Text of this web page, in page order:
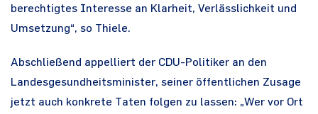
berechtigtes Interesse an Klarheit, Verlässlichkeit und
Umsetzung“, so Thiele.
Abschließend appelliert der CDU-Politiker an den
Landesgesundheitsminister, seiner öffentlichen Zusage
jetzt auch konkrete Taten folgen zu lassen: „Wer vor Ort